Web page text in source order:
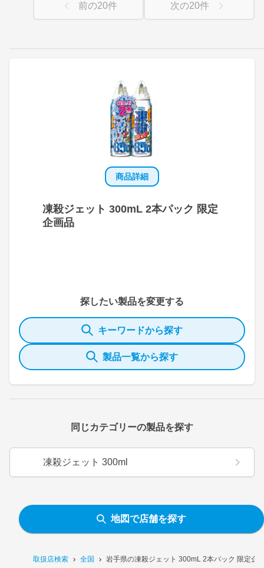
取扱店検索 全国 岩手県の凍殺ジェット 300mL 2本パック 限定企
商品詳細
凍殺ジェット 300mL 2本パック 限定
企画品
探したい製品を変更する
キーワードから探す
製品一覧から探す
同じカテゴリーの製品を探す
凍殺ジェット 300ml
前の20件 次の20件
地図で店舗を探す